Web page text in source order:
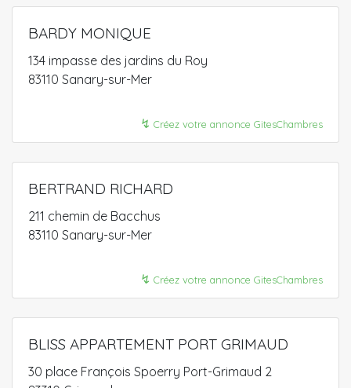
BARDY MONIQUE
134 impasse des jardins du Roy
83110 Sanary-sur-Mer
↯ Créez votre annonce GitesChambres
BERTRAND RICHARD
211 chemin de Bacchus
83110 Sanary-sur-Mer
↯ Créez votre annonce GitesChambres
BLISS APPARTEMENT PORT GRIMAUD
30 place François Spoerry Port-Grimaud 2